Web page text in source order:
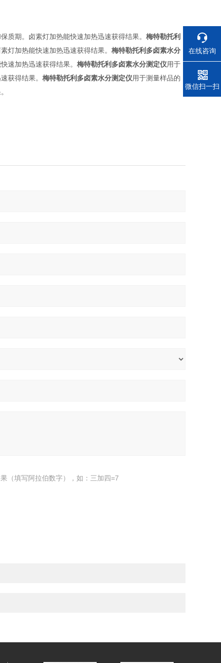
质期。卤素灯加热能快速加热迅速获得结果。 梅特勒托利
灯加热能快速加热迅速获得结果。 梅特勒托利多卤素水分
速加热迅速获得结果。 梅特勒托利多卤素水分测定仪用于
获得结果。 梅特勒托利多卤素水分测定仪用于测量样品的
（填写阿拉伯数字），如：三加四=7
在线咨询
电话
微信扫一扫